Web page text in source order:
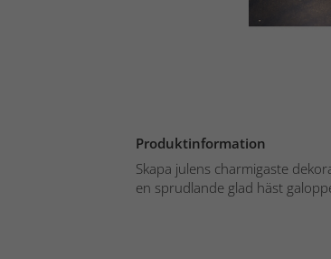
Produktinformation
Skapa julens charmigaste
en sprudlande glad häst